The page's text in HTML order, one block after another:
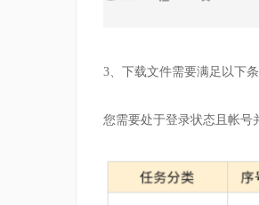
3、下载文件需要满足以下
您需要处于登录状态且帐号